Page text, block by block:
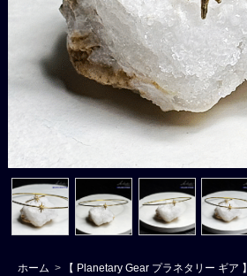
ホーム > 【 Planetary Gear プラネタリー ギア 】